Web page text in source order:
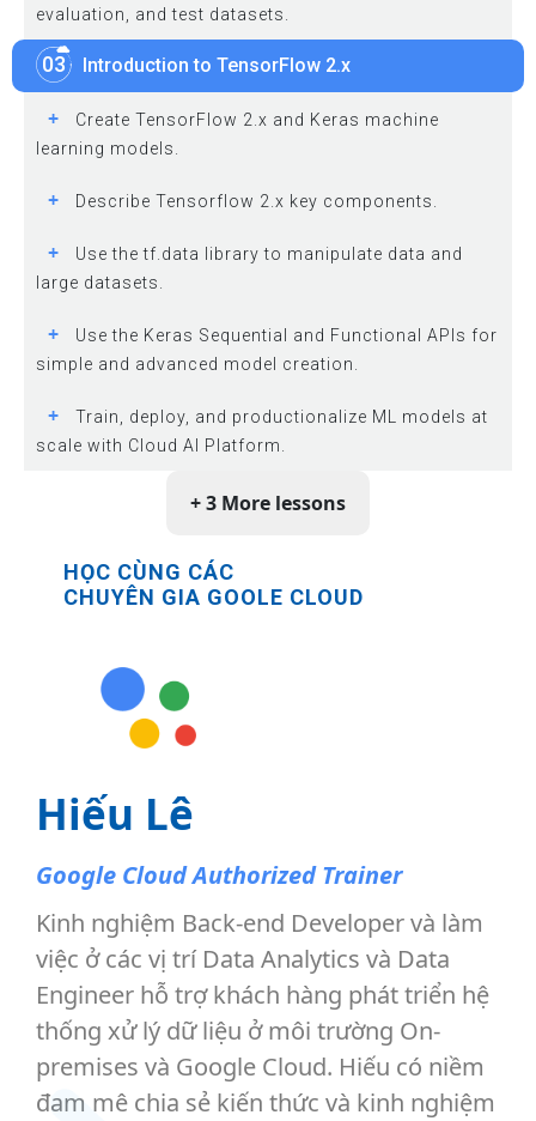
evaluation, and test datasets.
03 Introduction to TensorFlow 2.x
+
Create TensorFlow 2.x and Keras machine
learning models.
+ Describe Tensorflow 2.x key components.
+
Use the tf.data library to manipulate data and
large datasets.
+
Use the Keras Sequential and Functional APIs for
simple and advanced model creation.
+
Train, deploy, and productionalize ML models at
scale with Cloud AI Platform.
+ 3 More lessons
HỌC CÙNG CÁC
CHUYÊN GIA GOOLE CLOUD
Hiếu Lê
Google Cloud Authorized Trainer
Kinh nghiệm Back-end Developer và làm
việc ở các vị trí Data Analytics và Data
Engineer hỗ trợ khách hàng phát triển hệ
thống xử lý dữ liệu ở môi trường On-
premises và Google Cloud. Hiếu có niềm
đam mê chia sẻ kiến thức và kinh nghiệm